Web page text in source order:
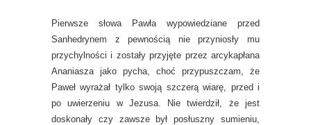
Pierwsze słowa Pawła wypowiedziane przed
Sanhedrynem z pewnością nie przyniosły mu
przychylności i zostały przyjęte przez arcykapłana
Ananiasza jako pycha, choć przypuszczam, że
Paweł wyrażał tylko swoją szczerą wiarę, przed i
po uwierzeniu w Jezusa. Nie twierdził, że jest
doskonały czy zawsze był posłuszny sumieniu,